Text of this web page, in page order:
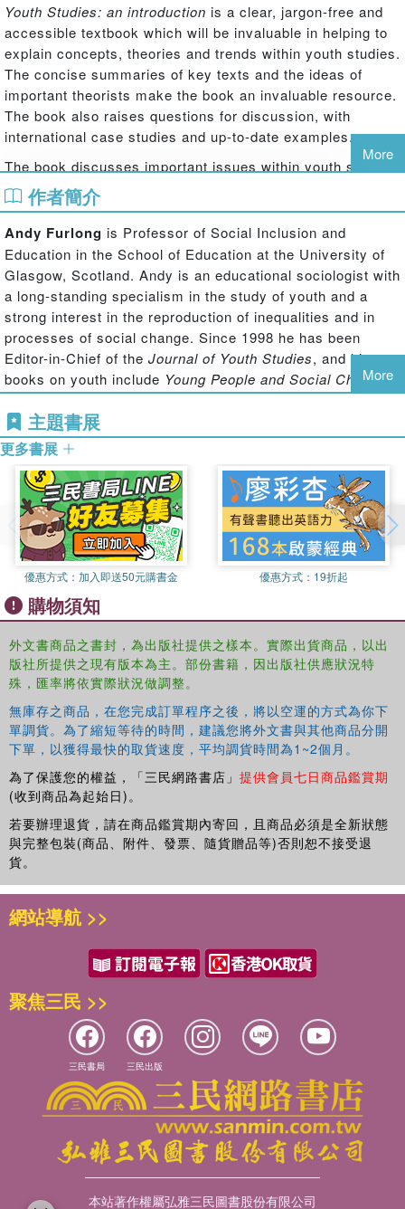
Youth Studies: an introduction is a clear, jargon-free and
accessible textbook which will be invaluable in helping to
explain concepts, theories and trends within youth studies.
The concise summaries of key texts and the ideas of
important theorists make the book an invaluable resource.
The book also raises questions for discussion, with
international case studies and up-to-date examples.
The book discusses important issues within youth studies,
for example:
education and opportunity
employment and unemployment
family, friends and living arrangements
crime and justice
identities
health and sexuality
citizenship and political engagement.
Suitable for a wide range of youth-related courses, this
textbook provides a theoretical and empirical introduction
to youth studies. It will appeal to undergraduate students
on international academic and vocational courses,
including sociology, politics, criminology, social policy,
geography and psychology.
More
作者簡介
Andy Furlong is Professor of Social Inclusion and
Education in the School of Education at the University of
Glasgow, Scotland. Andy is an educational sociologist with
a long-standing specialism in the study of youth and a
strong interest in the reproduction of inequalities and in
processes of social change. Since 1998 he has been
Editor-in-Chief of the Journal of Youth Studies, and his
books on youth include Young People and Social Change
(with Fred Cartmel, 1997, second edition 2007, Open
University Press),
(with Fred Cartmel, 2009, Open University Press) and the
Handbook of Youth and Young Adulthood
Routledge).
More
主題書展
更多書展
優惠方式： 加入即送50元購書金 優惠方式： 19折起
購物須知
外文書商品之書封，為出版社提供之樣本。實際出貨商品，以出
版社所提供之現有版本為主。部份書籍，因出版社供應狀況特
殊，匯率將依實際狀況做調整。
無庫存之商品，在您完成訂單程序之後，將以空運的方式為你下
單調貨。為了縮短等待的時間，建議您將外文書與其他商品分開
下單，以獲得最快的取貨速度，平均調貨時間為1~2個月。
為了保護您的權益，「三民網路書店」 提供會員七日商品鑑賞期
(收到商品為起始日)。
若要辦理退貨，請在商品鑑賞期內寄回，且商品必須是全新狀態
與完整包裝(商品、附件、發票、隨貨贈品等)否則恕不接受退
貨。
網站導航 >>
聚焦三民 >>
三民書局 三民出版
本站著作權屬弘雅三民圖書股份有限公司